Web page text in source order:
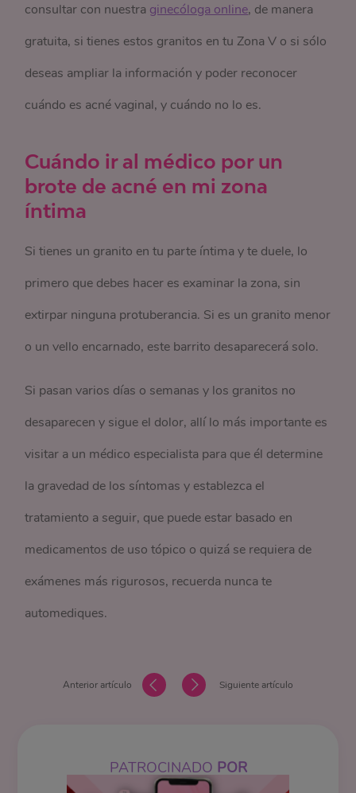
consultar con nuestra ginecóloga online, de manera
gratuita, si tienes estos granitos en tu Zona V o si sólo
deseas ampliar la información y poder reconocer
cuándo es acné vaginal, y cuándo no lo es.
Cuándo ir al médico por un
brote de acné en mi zona
íntima
Si tienes un granito en tu parte íntima y te duele, lo
primero que debes hacer es examinar la zona, sin
extirpar ninguna protuberancia. Si es un granito menor
o un vello encarnado, este barrito desaparecerá solo.
Si pasan varios días o semanas y los granitos no
desaparecen y sigue el dolor, allí lo más importante es
visitar a un médico especialista para que él determine
la gravedad de los síntomas y establezca el
tratamiento a seguir, que puede estar basado en
medicamentos de uso tópico o quizá se requiera de
exámenes más rigurosos, recuerda nunca te
automediques.
Anterior artículo Siguiente artículo
PATROCINADO POR